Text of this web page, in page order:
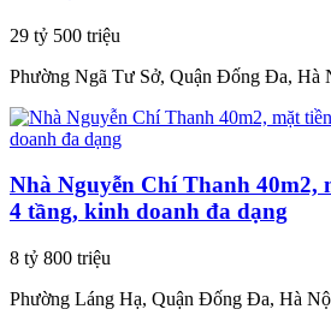
29 tỷ 500 triệu
Phường Ngã Tư Sở, Quận Đống Đa, Hà
Nhà Nguyễn Chí Thanh 40m2,
4 tầng, kinh doanh đa dạng
8 tỷ 800 triệu
Phường Láng Hạ, Quận Đống Đa, Hà